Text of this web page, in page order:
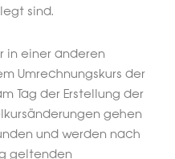
sind.
in einer anderen
Umrechnungskurs der
Tag der Erstellung der
gehen
und werden nach
geltenden